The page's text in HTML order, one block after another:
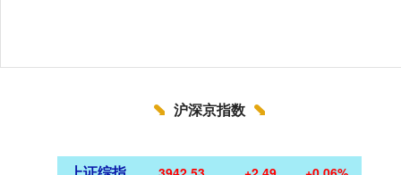
沪深京指数